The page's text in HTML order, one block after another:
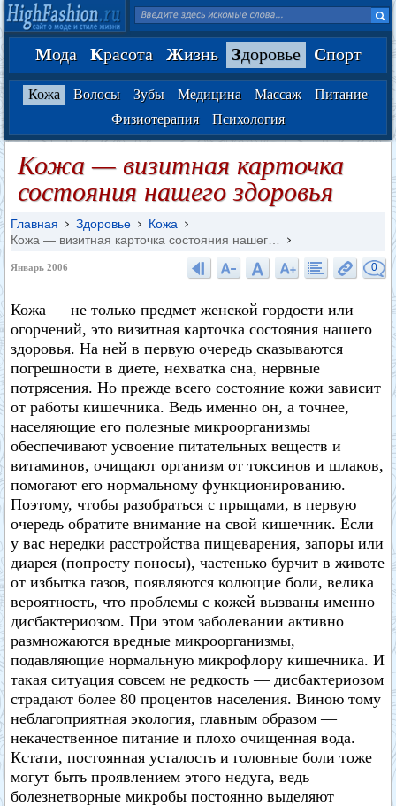
Мода Красота Жизнь Здоровье Спорт
Кожа Волосы Зубы Медицина Массаж
Питание
Физиотерапия
Психология
Кожа — визитная карточка
состояния нашего здоровья
Главная Здоровье
Кожа
Кожа — визитная карточка состояния нашег…
Январь 2006 0
Кожа — не только предмет женской гордости или
огорчений, это визитная карточка состояния нашего
здоровья. На ней в первую очередь сказываются
погрешности в диете, нехватка сна, нервные
потрясения. Но прежде всего состояние кожи зависит
от работы кишечника. Ведь именно он, а точнее,
населяющие его полезные микроорганизмы
обеспечивают усвоение питательных веществ и
витаминов, очищают организм от токсинов и шлаков,
помогают его нормальному функционированию.
Поэтому, чтобы разобраться с прыщами, в первую
очередь обратите внимание на свой кишечник. Если
у вас нередки расстройства пищеварения, запоры или
диарея (попросту поносы), частенько бурчит в животе
от избытка газов, появляются колющие боли, велика
вероятность, что проблемы с кожей вызваны именно
дисбактериозом. При этом заболевании активно
размножаются вредные микроорганизмы,
подавляющие нормальную микрофлору кишечника. И
такая ситуация совсем не редкость — дисбактериозом
страдают более 80 процентов населения. Виною тому
неблагоприятная экология, главным образом —
некачественное питание и плохо очищенная вода.
Кстати, постоянная усталость и головные боли тоже
могут быть проявлением этого недуга, ведь
болезнетворные микробы постоянно выделяют